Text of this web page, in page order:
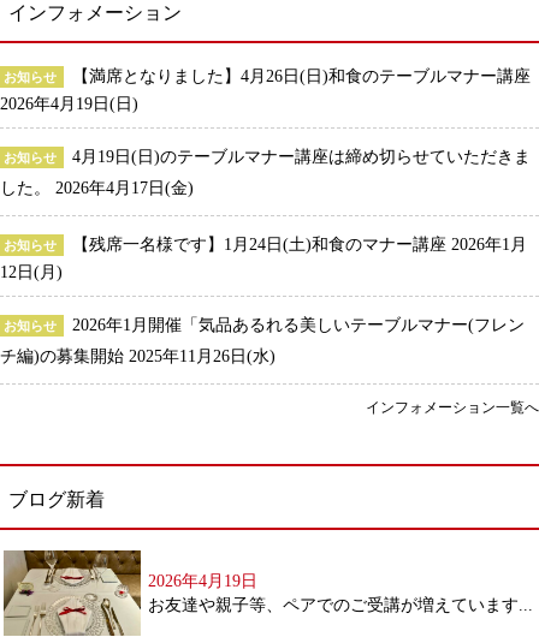
インフォメーション
お知らせ
【満席となりました】4月26日(日)和食のテーブルマナー講座
2026年4月19日(日)
お知らせ
4月19日(日)のテーブルマナー講座は締め切らせていただきま
した。 2026年4月17日(金)
お知らせ 【残席一名様です】1月24日(土)和食のマナー講座 2026年1月
12日(月)
お知らせ
2026年1月開催「気品あるれる美しいテーブルマナー(フレン
チ編)の募集開始 2025年11月26日(水)
インフォメーション一覧へ
ブログ新着
2026年4月19日
お友達や親子等、ペアでのご受講が増えています...